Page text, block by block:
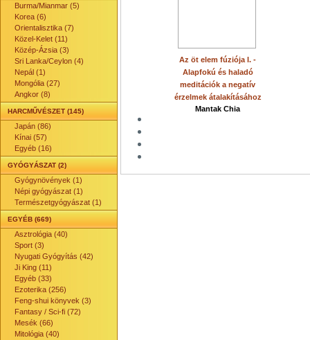
Burma/Mianmar (5)
Korea (6)
Orientalisztika (7)
Közel-Kelet (11)
Közép-Ázsia (3)
Sri Lanka/Ceylon (4)
Nepál (1)
Mongólia (27)
Angkor (8)
HARCMŰVÉSZET (145)
Japán (86)
Kínai (57)
Egyéb (16)
GYÓGYÁSZAT (2)
Gyógynövények (1)
Népi gyógyászat (1)
Természetgyógyászat (1)
EGYÉB (669)
Asztrológia (40)
Sport (3)
Nyugati Gyógyítás (42)
Ji King (11)
Egyéb (33)
Ezoterika (256)
Feng-shui könyvek (3)
Fantasy / Sci-fi (72)
Mesék (66)
Mitológia (40)
Az öt elem fúziója I. -
Alapfokú és haladó
meditációk a negatív
érzelmek átalakításához
Mantak Chia